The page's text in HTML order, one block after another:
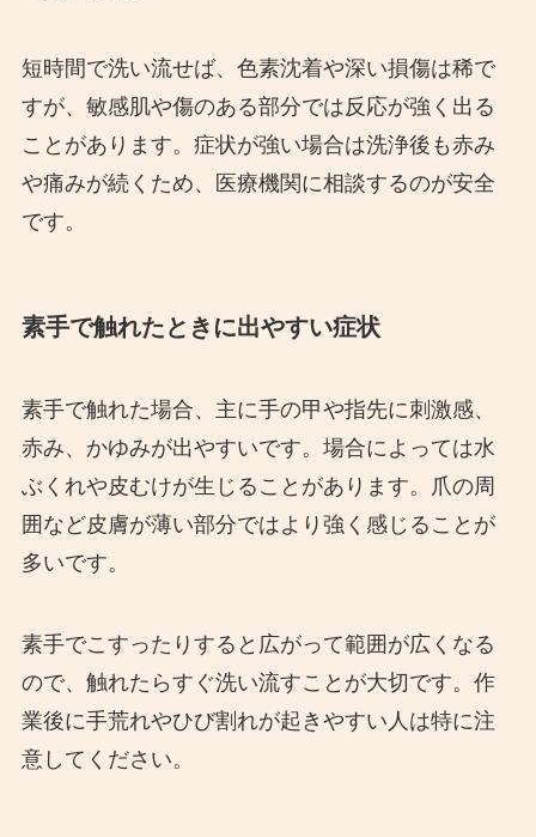
短時間で洗い流せば、色素沈着や深い損傷は稀で
すが、敏感肌や傷のある部分では反応が強く出る
ことがあります。症状が強い場合は洗浄後も赤み
や痛みが続くため、医療機関に相談するのが安全
です。
素手で触れたときに出やすい症状
素手で触れた場合、主に手の甲や指先に刺激感、
赤み、かゆみが出やすいです。場合によっては水
ぶくれや皮むけが生じることがあります。爪の周
囲など皮膚が薄い部分ではより強く感じることが
多いです。
素手でこすったりすると広がって範囲が広くなる
ので、触れたらすぐ洗い流すことが大切です。作
業後に手荒れやひび割れが起きやすい人は特に注
意してください。